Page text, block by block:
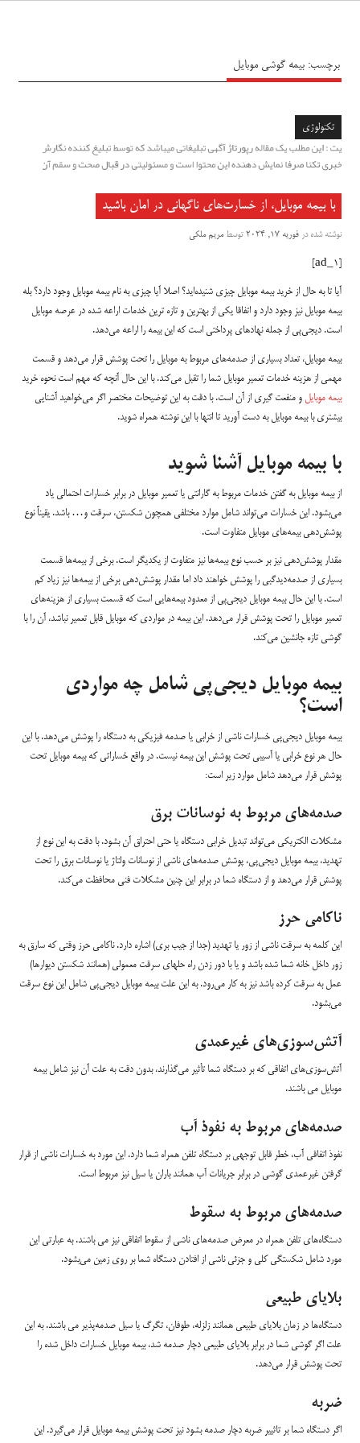
برچسب: بیمه گوشی موبایل
تکنولوژی
با بیمه موبایل، از خسارت‌های ناگهانی در امان باشید
نوشته شده در فوریه 17, 2024 توسطمریم ملکی
آیا تا به حال از خرید بیمه موبایل چیزی شنیده‌اید؟ اصلا آیا چیزی به نام بیمه موبایل وجود دارد؟ بله
بیمه موبایل نیز وجود دارد و اتفاقا یکی از بهترین و تازه ترین خدمات اراعه شده در عرصه موبایل
است. دیجی‌پی از جمله نهادهای پرداختی است که این بیمه را اراعه می‌دهد.
بیمه موبایل، تعداد بسیاری از صدمه‌های مربوط به موبایل را تحت پوشش قرار می‌دهد و قسمت
مهمی از هزینه خدمات تعمیر موبایل شما را تقبل می‌کند. با این حال آنچه که مهم است نحوه خرید
بیمه موبایل و منفعت گیری از آن است. با دقت به این توضیحات مختصر اگر می‌خواهید آشنایی
بیشتری با بیمه موبایل به دست آورید تا انتها با این نوشته همراه شوید.
با بیمه موبایل آشنا شوید
از بیمه موبایل به گفتن خدمات مربوط به گارانتی یا تعمیر موبایل در برابر خسارات احتمالی یاد
می‌بشود. این خسارات می‌تواند شامل موارد مختلفی همچون شکستن، سرقت و… باشد. یقیناً نوع
پوشش‌دهی بیمه‌های موبایل متفاوت است.
مقدار پوشش‌دهی نیز بر حسب نوع بیمه‌ها نیز متفاوت از یکدیگر است. برخی از بیمه‌ها قسمت
بسیاری از صدمه‌دیدگبی را پوشش خواهند داد اما مقدار پوشش‌دهی برخی از بیمه‌ها نیز زیاد کم
است. با این حال بیمه موبایل دیجی‌پی از معدود بیمه‌هایی است که قسمت بسیاری از هزینه‌های
تعمیر موبایل را تحت پوشش قرار می‌دهد. این بیمه در مواردی که موبایل قابل تعمیر نباشد، آن را با
گوشی تازه جانشین می‌کند.
بیمه موبایل دیجی‌پی شامل چه مواردی
است؟
بیمه موبایل دیجی‌پی خسارات ناشی از خرابی یا صدمه فیزیکی به دستگاه را پوشش می‌دهد. با این
حال هر نوع خرابی یا آسیبی تحت پوشش این بیمه نیست. در واقع خساراتی که بیمه موبایل تحت
پوشش قرار می‌دهد شامل موارد زیر است:
صدمه‌های مربوط به نوسانات برق
مشکلات الکتریکی می‌تواند تبدیل خرابی دستگاه یا حتی احتراق آن بشود. با دقت به این نوع از
تهدید، بیمه موبایل دیجی‌پی، پوشش صدمه‌های ناشی از نوسانات ولتاژ یا نوسانات برق را تحت
پوشش قرار می‌دهد و از دستگاه شما در برابر این چنین مشکلات فنی محافظت می‌کند.
ناکامی حرز
این کلمه به سرقت ناشی از زور یا تهدید (جدا از جیب بری) اشاره دارد. ناکامی حرز وقتی که سارق به
زور داخل خانه شما شده باشد و یا با دور زدن راه حلهای سرقت معمولی (همانند شکستن دیوارها)
عمل به سرقت کرده باشد نیز به کار می‌رود. به این علت بیمه موبایل دیجی‌پی شامل این نوع سرقت
می‌بشود.
آتش‌سوزی‌های غیرعمدی
آتش‌سوزی‌های اتفاقی که بر دستگاه شما تأثیر می‌گذارند، بدون دقت به علت آن نیز شامل بیمه
موبایل می باشند.
صدمه‌های مربوط به نفوذ آب
نفوذ اتفاقی آب، خطر قابل توجهی بر دستگاه تلفن همراه شما دارد. این مورد به خسارات ناشی از قرار
گرفتن غیرعمدی گوشی در برابر جریانات آب همانند باران یا سیل نیز مربوط است.
صدمه‌های مربوط به سقوط
دستگاه‌های تلفن همراه در معرض صدمه‌های ناشی از سقوط اتفاقی نیز می باشند. به عبارتی این
مورد شامل شکستگی کلی و جزئی ناشی از افتادن دستگاه شما بر روی زمین می‌بشود.
بلایای طبیعی
دستگاه‌ها در زمان بلایای طبیعی همانند زلزله، طوفان، تگرگ یا سیل صدمه‌پذیر می باشند. به این
علت اگر گوشی شما در برابر بلایای طبیعی دچار صدمه شد، بیمه موبایل خسارات داخل شده را
تحت پوشش قرار می‌دهد.
ضربه
اگر دستگاه شما بر تاثییر ضربه دچار صدمه بشود نیز تحت پوشش بیمه موبایل قرار می‌گیرد. این